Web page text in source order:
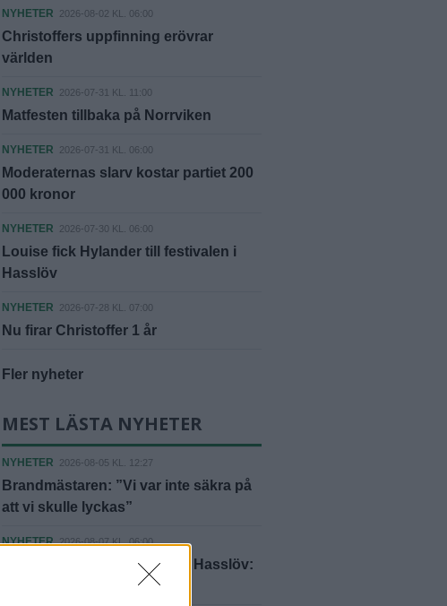
NYHETER 2026-08-02 KL. 06:00
Christoffers uppfinning erövrar
världen
NYHETER 2026-07-31 KL. 11:00
Matfesten tillbaka på Norrviken
NYHETER 2026-07-31 KL. 06:00
Moderaternas slarv kostar partiet 200
000 kronor
NYHETER 2026-07-30 KL. 06:00
Louise fick Hylander till festivalen i
Hasslöv
NYHETER 2026-07-28 KL. 07:00
Nu firar Christoffer 1 år
Fler nyheter
MEST LÄSTA NYHETER
NYHETER 2026-08-05 KL. 12:27
Brandmästaren: ”Vi var inte säkra på
att vi skulle lyckas”
NYHETER 2026-08-07 KL. 06:00
Louise lockade Hylander till Hasslöv: